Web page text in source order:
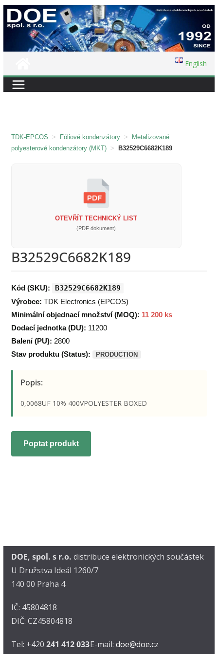
Přeskočit
na
English
TDK-EPCOS > Fóliové kondenzátory >
Metalizované
polyesterové kondenzátory (MKT) > B32529C6682K189
OTEVŘÍT TECHNICKÝ LIST
(PDF dokument)
B32529C6682K189
Kód (SKU): B32529C6682K189
Výrobce: TDK Electronics (EPCOS)
Minimální objednací množství (MOQ): 11 200 ks
Dodací jednotka (DU): 11200
Balení (PU): 2800
Stav produktu (Status):
PRODUCTION
Popis:
0,0068UF 10% 400VPOLYESTER BOXED
Poptat produkt
DOE, spol. s r.o. distribuce elektronických součástek
U Družstva Ideál 1260/7
140 00 Praha 4
IČ: 45804818
DIČ: CZ45804818
Tel: +420 241 412 033E-mail: doe@doe.cz